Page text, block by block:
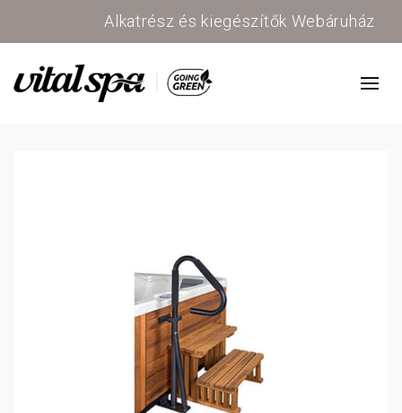
Alkatrész és kiegészítők Webáruház